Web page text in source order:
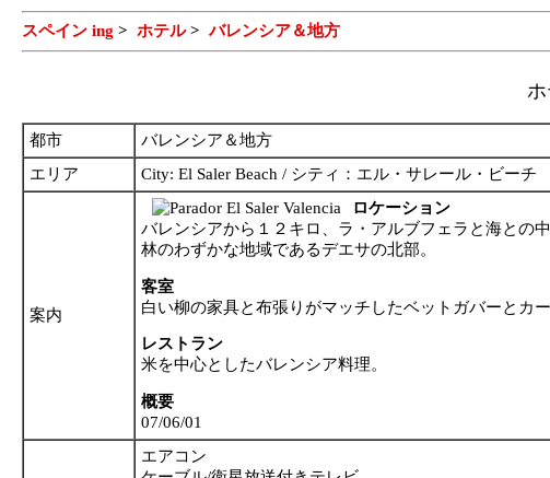
スペイン ing > ホテル> バレンシア＆地方
ホ
都市
バレンシア＆地方
エリア
City: El Saler Beach / シティ：エル・サレール・ビーチ
案内
ロケーション
バレンシアから１２キロ、ラ・アルブフェラと海との
林のわずかな地域であるデエサの北部。
客室
白い柳の家具と布張りがマッチしたベットガバーとカー
レストラン
米を中心としたバレンシア料理。
概要
07/06/01
エアコン